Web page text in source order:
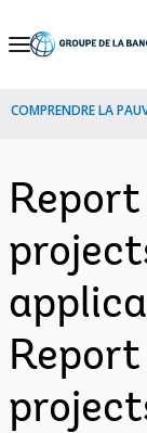
Skip
Navigation
COMPRENDRE LA